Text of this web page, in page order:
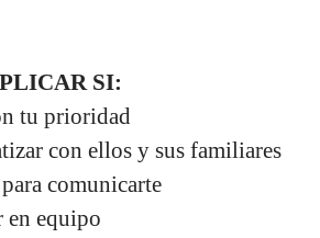
SI:
tu prioridad
con ellos y sus familiares
comunicarte
en equipo